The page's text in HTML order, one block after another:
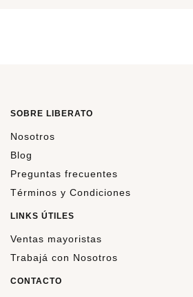
SOBRE LIBERATO
Nosotros
Blog
Preguntas frecuentes
Términos y Condiciones
LINKS ÚTILES
Ventas mayoristas
Trabajá con Nosotros
CONTACTO